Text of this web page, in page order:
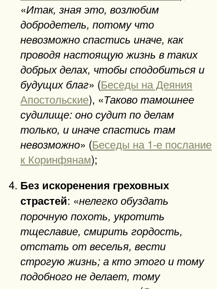
«Итак, зная это, возлюбим
добродетель, потому что
невозможно спастись иначе, как
проводя настоящую жизнь в таких
добрых делах, чтобы сподобиться и
будущих благ» (Беседы на Деяния
Апостольские), «Таково тамошнее
судилище: оно судит по делам
только, и иначе спастись там
невозможно» (Беседы на 1-е послание
к Коринфянам);
Без искоренения греховных
страстей: «нелегко обуздать
порочную похоть, укротить
тщеславие, смирить гордость,
отстать от веселья, вести
строгую жизнь; а кто этого и тому
подобного не делает, тому